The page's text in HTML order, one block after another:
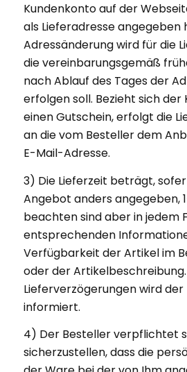
Kundenkonto auf der
als Lieferadresse angegeben
Adressänderung wird für die
die vereinbarungsgemäß
nach Ablauf des Tages der
erfolgen soll. Bezieht sich
einen Gutschein, erfolgt die
an die vom Besteller dem
E-Mail-Adresse.
3) Die Lieferzeit beträgt,
Angebot anders angegeben,
beachten sind aber in jedem
entsprechenden
Verfügbarkeit der Artikel im
oder der Artikelbeschreibung.
Lieferverzögerungen wird
informiert.
4) Der Besteller verpflichtet
sicherzustellen, dass die